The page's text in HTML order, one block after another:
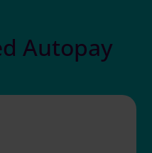
Autopay